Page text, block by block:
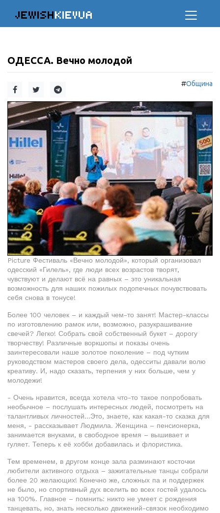
JEWISHKIEVUA
ОДЕССА. Вечно молодой
#Община
Picture Фестиваль «Вечно молодой», который организовал
одесский «Гилель», где люди всех возрастов творят,
чувствуют и делают всё на равных – это уникальная
возможность для наших пожилых подопечных почувствовать
себя снова в тонусе!
Более 100 человек – и каждый чем-то занят! Мастер-классы
по изготовлению рамок или, возможно, разукрашивание
свечей? Легко! Собрать свой собственный букет – дорогу
творчеству! Различные воркшопы и показы очень
заинтересовали наше золотое поколение – под чутким
руководством мастеров своего дела, одесситы давали волю
креативу. И, надо сказать, терпения у них больше, чем у
молодежи!
- Очень нравится, всегда хотела что-то такое попробовать
необычное – послушать интересных людей, посмотреть на
талантливых личностей…Это, знаете, как какая-то сказка для
меня, - рассказывает Людмила. Женщина – пенсионерка,
занимается внуками, в свободное время – вышивает и
гуляет. Теперь к её хобби добавилась и флористика.
Тем временем, в другом конце зала разминают косточки
любители активного отдыха – зажигательные танцы собрали
более 20 желающих! Конечно же, сложных па и поддержек
не было, но спортивный дух вселить во всех гостей удалось
на 100%. Главное – помнить: никто не умеет с рождения
танцевать, но, знать несколько движений-связок необходимо